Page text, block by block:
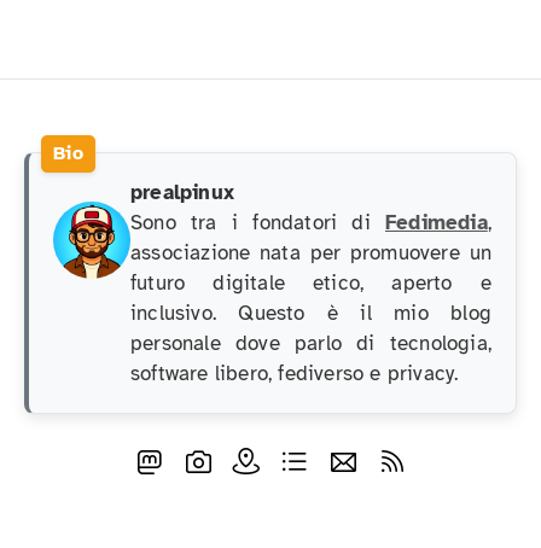
prealpinux
Sono tra i fondatori di Fedimedia,
associazione nata per promuovere un
futuro digitale etico, aperto e
inclusivo. Questo è il mio blog
personale dove parlo di tecnologia,
software libero, fediverso e privacy.